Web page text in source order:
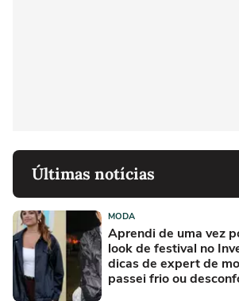
Últimas notícias
MODA
Aprendi de uma vez
look de festival no
dicas de expert de
passei frio ou